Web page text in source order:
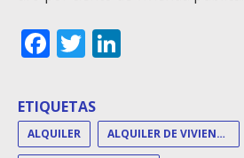
Facebook
Twitter
ETIQUETAS
ALQUILER ALQUILER DE VIVIENDA